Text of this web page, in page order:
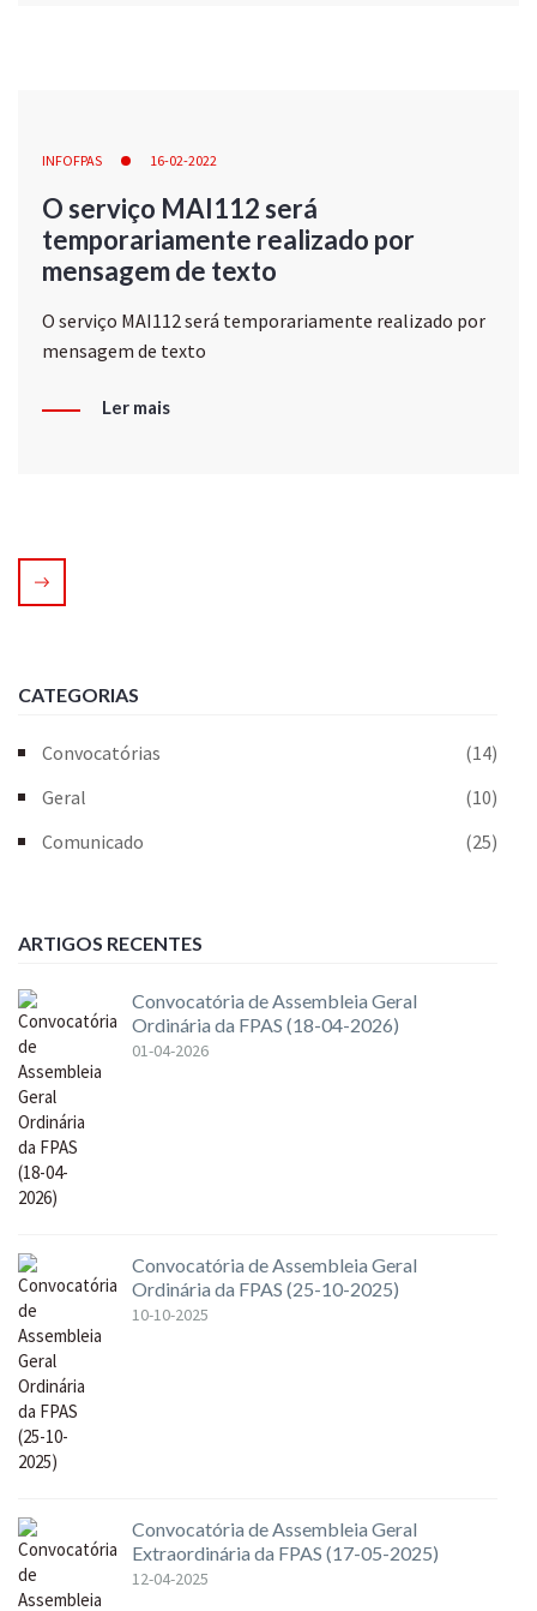
INFOFPAS 16-02-2022
O serviço MAI112 será
temporariamente realizado por
mensagem de texto
O serviço MAI112 será temporariamente realizado por
mensagem de texto
Ler mais
CATEGORIAS
Convocatórias
(14)
Geral
(10)
Comunicado
(25)
ARTIGOS RECENTES
Convocatória de Assembleia Geral
Ordinária da FPAS (18-04-2026)
01-04-2026
Convocatória de Assembleia Geral
Ordinária da FPAS (25-10-2025)
10-10-2025
Convocatória de Assembleia Geral
Extraordinária da FPAS (17-05-2025)
12-04-2025